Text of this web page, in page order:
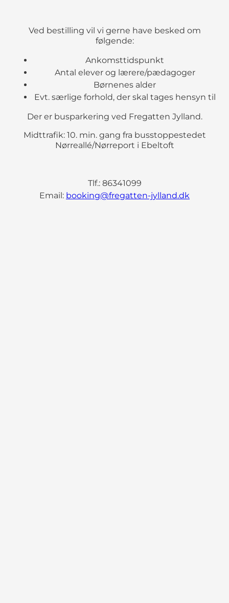
Ved bestilling vil vi gerne have besked om
følgende:
Ankomsttidspunkt
Antal elever og lærere/pædagoger
Børnenes alder
Evt. særlige forhold, der skal tages hensyn til
Der er busparkering ved Fregatten Jylland.
Midttrafik: 10. min. gang fra busstoppestedet
Nørreallé/Nørreport i Ebeltoft
Tlf.: 86341099
Email: booking@fregatten-jylland.dk